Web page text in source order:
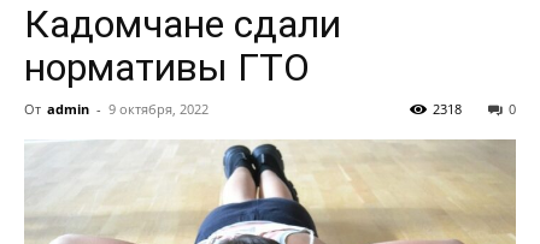
Кадомчане сдали
нормативы ГТО
От admin - 9 октября, 2022 0
2318